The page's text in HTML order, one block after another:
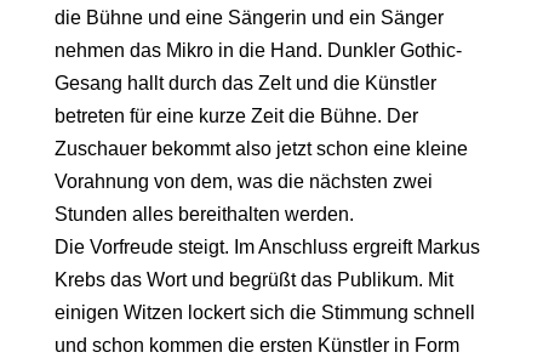
die Bühne und eine Sängerin und ein Sänger
nehmen das Mikro in die Hand. Dunkler Gothic-
Gesang hallt durch das Zelt und die Künstler
betreten für eine kurze Zeit die Bühne. Der
Zuschauer bekommt also jetzt schon eine kleine
Vorahnung von dem, was die nächsten zwei
Stunden alles bereithalten werden.
Die Vorfreude steigt. Im Anschluss ergreift Markus
Krebs das Wort und begrüßt das Publikum. Mit
einigen Witzen lockert sich die Stimmung schnell
und schon kommen die ersten Künstler in Form